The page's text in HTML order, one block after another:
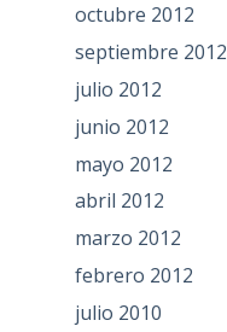
octubre 2012
septiembre 2012
julio 2012
junio 2012
mayo 2012
abril 2012
marzo 2012
febrero 2012
julio 2010